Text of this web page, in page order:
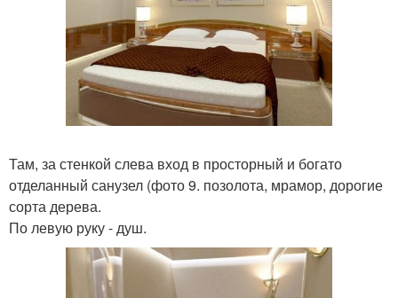
Там, за стенкой слева вход в просторный и богато
отделанный санузел (фото 9. позолота, мрамор, дорогие
сорта дерева.
По левую руку - душ.